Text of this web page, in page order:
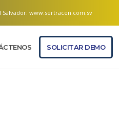
Salvador: www.sertracen.com.sv
SOLICITAR DEMO